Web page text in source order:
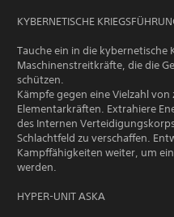
KYBERNETISCHE
Tauche ein in die kybernetische
Maschinenstreitkräfte, die die
schützen.
Kämpfe gegen eine Vielzahl
Elementarkräften. Extrahiere
des Internen
Schlachtfeld zu verschaffen.
Kampffähigkeiten weiter, um
werden.
HYPER-UNIT ASKA